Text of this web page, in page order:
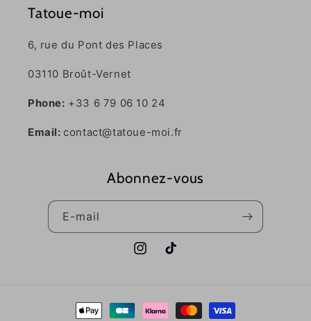
Tatoue-moi
6, rue du Pont des Places
03110 Broût-Vernet
Phone: +33 6 79 06 10 24
Email: contact@tatoue-moi.fr
Abonnez-vous
E-mail
InstagramTikTok
Moyens